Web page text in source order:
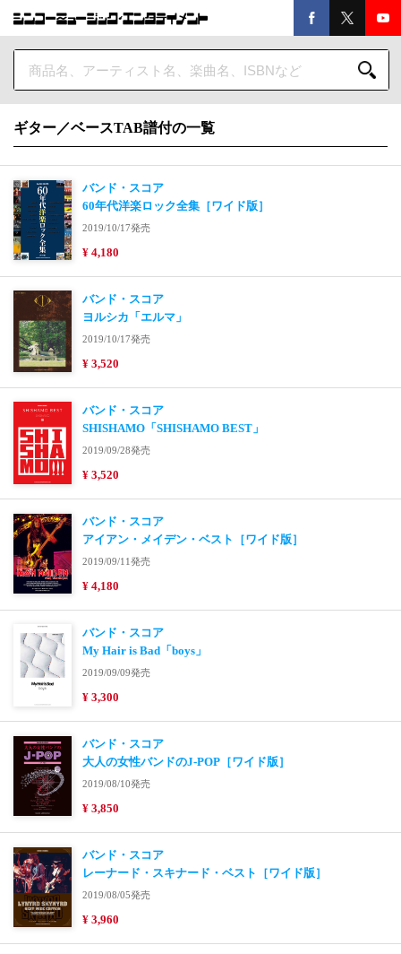
ギター／ベースTAB譜付の一覧
バンド・スコア
60年代洋楽ロック全集［ワイド版］
2019/10/17発売
¥ 4,180
バンド・スコア
ヨルシカ「エルマ」
2019/10/17発売
¥ 3,520
バンド・スコア
SHISHAMO「SHISHAMO BEST」
2019/09/28発売
¥ 3,520
バンド・スコア
アイアン・メイデン・ベスト［ワイド版］
2019/09/11発売
¥ 4,180
バンド・スコア
My Hair is Bad「boys」
2019/09/09発売
¥ 3,300
バンド・スコア
大人の女性バンドのJ-POP［ワイド版］
2019/08/10発売
¥ 3,850
バンド・スコア
レーナード・スキナード・ベスト［ワイド版］
2019/08/05発売
¥ 3,960